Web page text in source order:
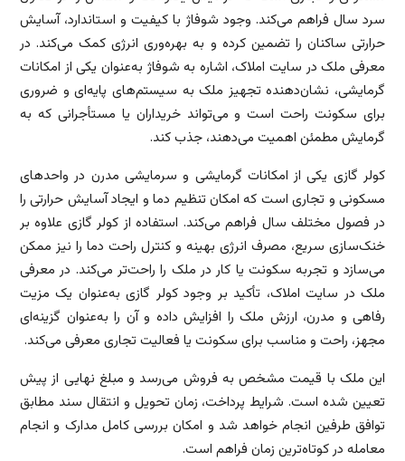
سرد سال فراهم می‌کند. وجود شوفاژ با کیفیت و استاندارد، آسایش
حرارتی ساکنان را تضمین کرده و به بهره‌وری انرژی کمک می‌کند. در
معرفی ملک در سایت املاک، اشاره به شوفاژ به‌عنوان یکی از امکانات
گرمایشی، نشان‌دهنده تجهیز ملک به سیستم‌های پایه‌ای و ضروری
برای سکونت راحت است و می‌تواند خریداران یا مستأجرانی که به
گرمایش مطمئن اهمیت می‌دهند، جذب کند.
کولر گازی یکی از امکانات گرمایشی و سرمایشی مدرن در واحدهای
مسکونی و تجاری است که امکان تنظیم دما و ایجاد آسایش حرارتی را
در فصول مختلف سال فراهم می‌کند. استفاده از کولر گازی علاوه بر
خنک‌سازی سریع، مصرف انرژی بهینه و کنترل راحت دما را نیز ممکن
می‌سازد و تجربه سکونت یا کار در ملک را راحت‌تر می‌کند. در معرفی
ملک در سایت املاک، تأکید بر وجود کولر گازی به‌عنوان یک مزیت
رفاهی و مدرن، ارزش ملک را افزایش داده و آن را به‌عنوان گزینه‌ای
مجهز، راحت و مناسب برای سکونت یا فعالیت تجاری معرفی می‌کند.
این ملک با قیمت مشخص به فروش می‌رسد و مبلغ نهایی از پیش
تعیین شده است. شرایط پرداخت، زمان تحویل و انتقال سند مطابق
توافق طرفین انجام خواهد شد و امکان بررسی کامل مدارک و انجام
معامله در کوتاه‌ترین زمان فراهم است.